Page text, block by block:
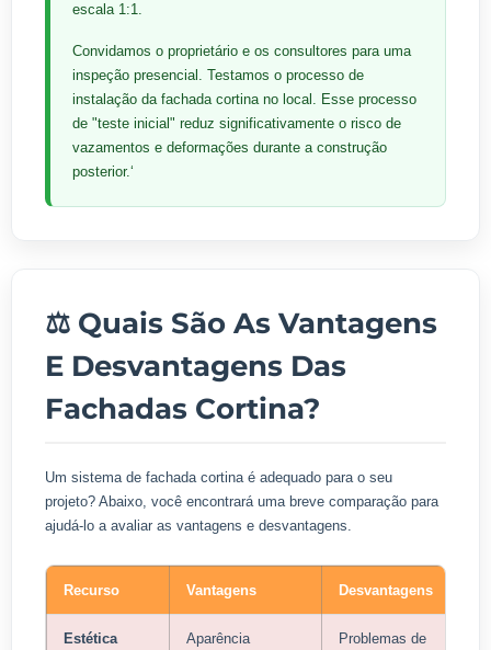
escala 1:1.
Convidamos o proprietário e os consultores para uma
inspeção presencial. Testamos o processo de
instalação da fachada cortina no local. Esse processo
de "teste inicial" reduz significativamente o risco de
vazamentos e deformações durante a construção
posterior.‘
⚖️ Quais São As Vantagens
E Desvantagens Das
Fachadas Cortina?
Um sistema de fachada cortina é adequado para o seu
projeto? Abaixo, você encontrará uma breve comparação para
ajudá-lo a avaliar as vantagens e desvantagens.
Recurso Vantagens Desvantagens
Estética
Aparência
Problemas de